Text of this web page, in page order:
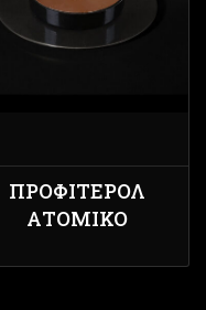
ΠΡΟΦΙΤΕΡΌΛ
ΑΤΟΜΙΚΌ